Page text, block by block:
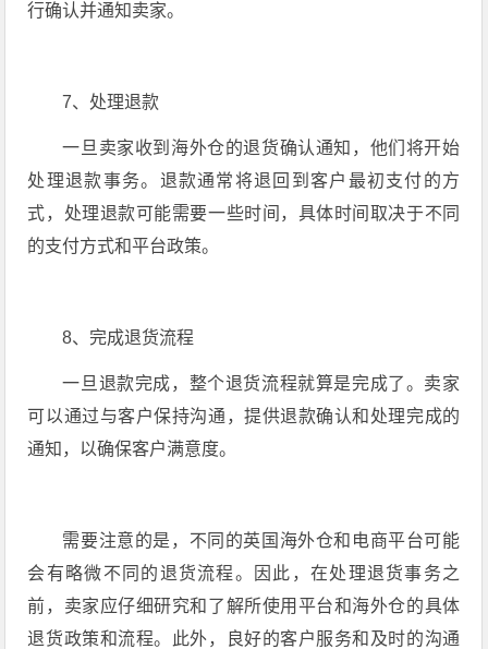
行确认并通知卖家。
7、处理退款
一旦卖家收到海外仓的退货确认通知，他们将开始
处理退款事务。退款通常将退回到客户最初支付的方
式，处理退款可能需要一些时间，具体时间取决于不同
的支付方式和平台政策。
8、完成退货流程
一旦退款完成，整个退货流程就算是完成了。卖家
可以通过与客户保持沟通，提供退款确认和处理完成的
通知，以确保客户满意度。
需要注意的是，不同的英国海外仓和电商平台可能
会有略微不同的退货流程。因此，在处理退货事务之
前，卖家应仔细研究和了解所使用平台和海外仓的具体
退货政策和流程。此外，良好的客户服务和及时的沟通